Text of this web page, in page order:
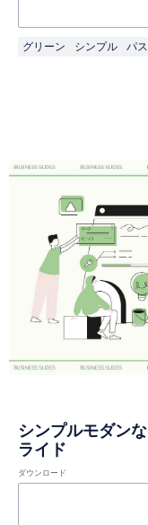
グリーン シンプル パ
シンプルモダン
ライド
ダウンロード